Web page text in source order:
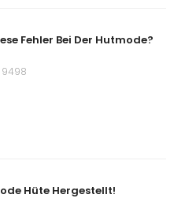
Fehler Bei Der Hutmode?
9498
Hüte Hergestellt!